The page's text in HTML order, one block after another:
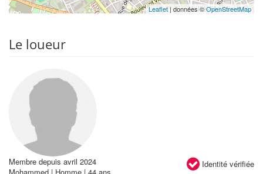
Leaflet | données ©OpenStreetMap
Le loueur
Identité vérifiée
Membre depuis avril 2024